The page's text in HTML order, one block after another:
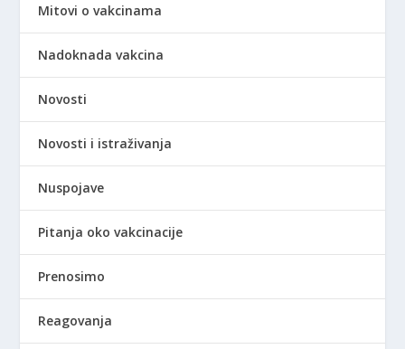
Mitovi o vakcinama
Nadoknada vakcina
Novosti
Novosti i istraživanja
Nuspojave
Pitanja oko vakcinacije
Prenosimo
Reagovanja